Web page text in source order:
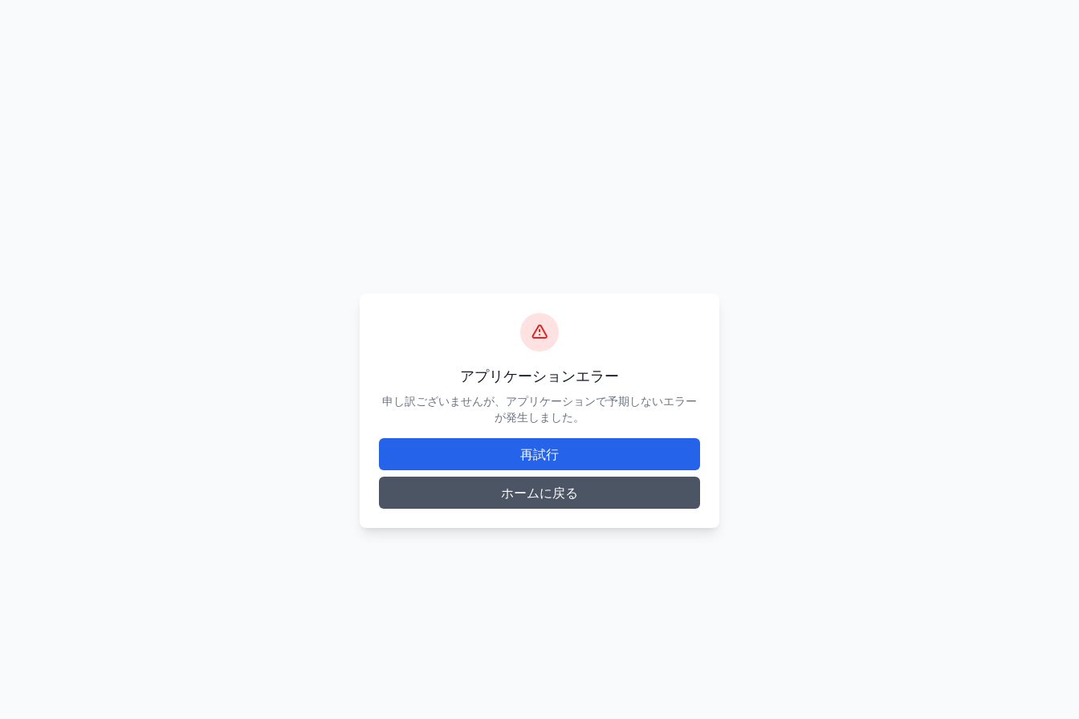
アプリケーションエラー
申し訳ございませんが、アプリケーションで予期しないエラー
が発生しました。
再試行
ホームに戻る